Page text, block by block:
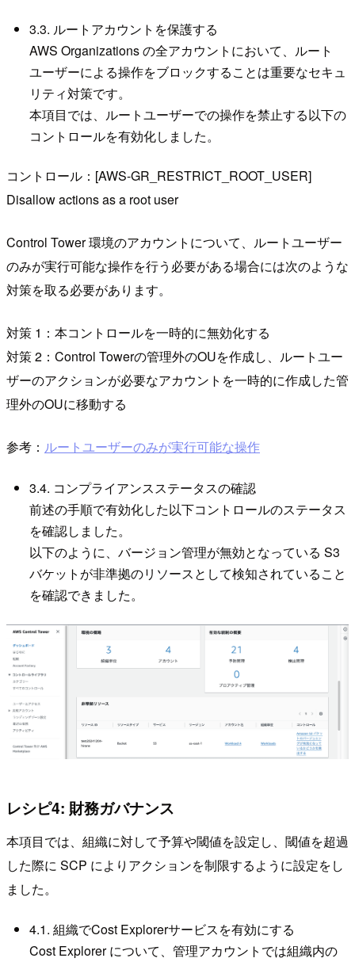
3.3. ルートアカウントを保護する
AWS Organizations の全アカウントにおいて、ルート
ユーザーによる操作をブロックすることは重要なセキュ
リティ対策です。
本項目では、ルートユーザーでの操作を禁止する以下の
コントロールを有効化しました。
コントロール：[AWS-GR_RESTRICT_ROOT_USER]
Disallow actions as a root user
Control Tower 環境のアカウントについて、ルートユーザー
のみが実行可能な操作を行う必要がある場合には次のような
対策を取る必要があります。
対策 1：本コントロールを一時的に無効化する
対策 2：Control Towerの管理外のOUを作成し、ルートユー
ザーのアクションが必要なアカウントを一時的に作成した管
理外のOUに移動する
参考： ルートユーザーのみが実行可能な操作
3.4. コンプライアンスステータスの確認
前述の手順で有効化した以下コントロールのステータス
を確認しました。
以下のように、バージョン管理が無効となっている S3
バケットが非準拠のリソースとして検知されていること
を確認できました。
レシピ4: 財務ガバナンス
本項目では、組織に対して予算や閾値を設定し、閾値を超過
した際に SCP によりアクションを制限するように設定をし
ました。
4.1. 組織でCost Explorerサービスを有効にする
Cost Explorer について、管理アカウントでは組織内の